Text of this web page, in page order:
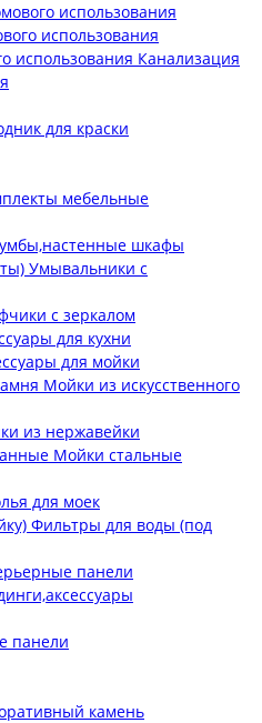
использования
Канализация
для краски
мебельные
шкафы
Умывальники с
с зеркалом
для кухни
для мойки
Мойки из искусственного
из нержавейки
Мойки стальные
для моек
Фильтры для воды (под
панели
панели
камень